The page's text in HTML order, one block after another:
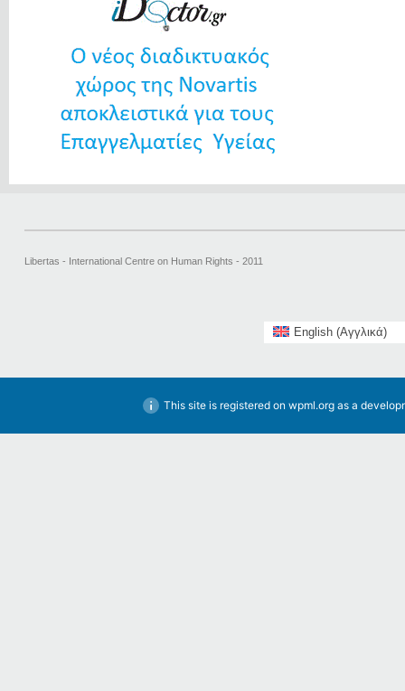
Libertas - International Centre on Human Rights - 2011
English(Αγγλικά)
This site is registered on wpml.orgas a